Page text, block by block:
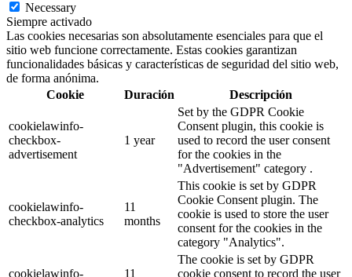
Necessary
Siempre activado
Las cookies necesarias son absolutamente esenciales para que el
sitio web funcione correctamente. Estas cookies garantizan
funcionalidades básicas y características de seguridad del sitio web,
de forma anónima.
Cookie
Duración Descripción
cookielawinfo-
checkbox-
advertisement
1 year
Set by the GDPR Cookie
Consent plugin, this cookie is
used to record the user consent
for the cookies in the
"Advertisement" category .
cookielawinfo-
checkbox-analytics
11
months
This cookie is set by GDPR
Cookie Consent plugin. The
cookie is used to store the user
consent for the cookies in the
category "Analytics".
cookielawinfo-
11
The cookie is set by GDPR
cookie consent to record the user